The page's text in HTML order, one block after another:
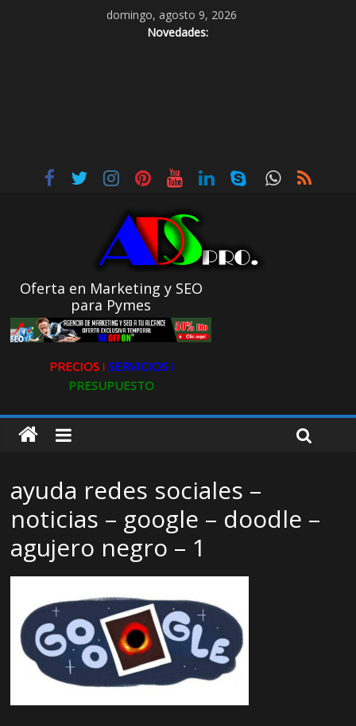
domingo, agosto 9, 2026
Novedades:
Oferta en Marketing y SEO
para Pymes
PRECIOS ǀ SERVICIOS ǀ
PRESUPUESTO
ayuda redes sociales –
noticias – google – doodle –
agujero negro – 1